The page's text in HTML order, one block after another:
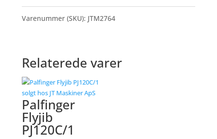
Varenummer (SKU): JTM2764
Relaterede varer
Palfinger
Flyjib
PJ120C/1